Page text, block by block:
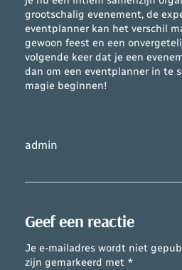
grootschalig evenement, de
eventplanner kan het verschil
gewoon feest en een
volgende keer dat je een
dan om een eventplanner in te
magie beginnen!
admin
Geef een reactie
Je e-mailadres wordt niet
zijn gemarkeerd met *